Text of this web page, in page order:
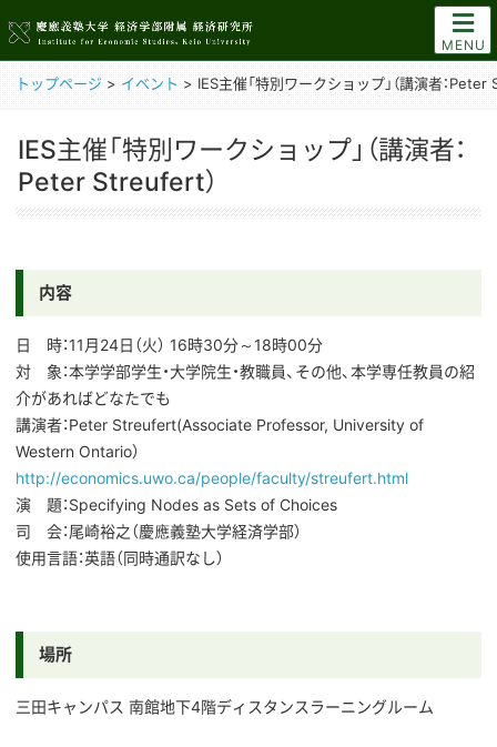
MENU
トップページ > イベント > IES主催「特別ワークショップ」（講演者：
IES主催「特別ワークショップ」（講演者：
Peter Streufert）
内容
日 時：11月24日（火） 16時30分～18時00分
対 象：本学学部学生・大学院生・教職員、その他、本学専任教員の紹
介があればどなたでも
講演者：Peter Streufert(Associate Professor, University of
Western Ontario）
http://economics.uwo.ca/people/faculty/streufert.html
演 題：Specifying Nodes as Sets of Choices
司 会：尾崎裕之（慶應義塾大学経済学部）
使用言語：英語（同時通訳なし）
場所
三田キャンパス 南館地下4階ディスタンスラーニングルーム